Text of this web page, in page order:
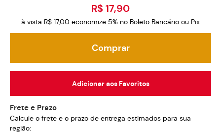
R$ 17,90
à vista R$ 17,00 economize 5% no Boleto Bancário ou Pix
Comprar
Adicionar aos Favoritos
Frete e Prazo
Calcule o frete e o prazo de entrega estimados para sua
região: